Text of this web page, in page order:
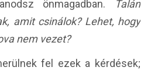
önmagadban.
Talán
amit csinálok? Lehet, hogy
nem vezet?
fel ezek a kérdések;